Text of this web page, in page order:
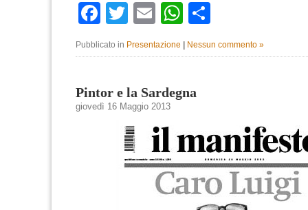
Facebook
TwitterEmailWhatsApp
Pubblicato in Presentazione Nessun commento »
Pintor e la Sardegna
giovedì 16 Maggio 2013